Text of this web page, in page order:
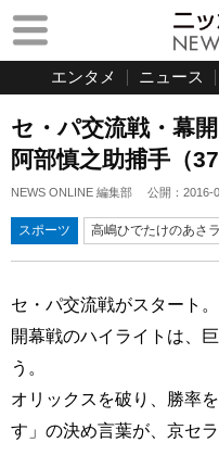
エンタメ ニュース
セ・パ交流戦・幕
阿部慎之助捕手（
NEWS ONLINE 編集部 公開： 2016-
スポーツ 高嶋ひでたけのあさラ
セ・パ交流戦がスタート。
開幕戦のハイライトは、
う。
オリックスを破り、勝率
す」の決め言葉が、京セ